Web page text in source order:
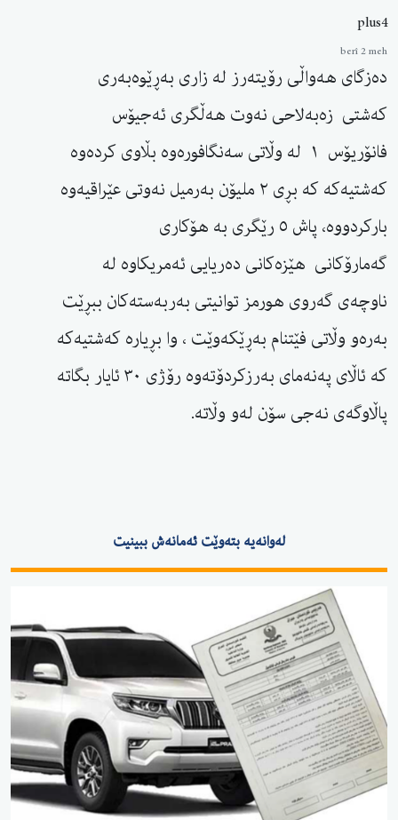
plus4
berî 2 meh
دەزگای هەواڵی رۆیتەرز لە زاری بەڕێوەبەری
کەشتی زەبەلاحی نەوت هەڵگری ئەجیۆس
فانۆریۆس ١ لە وڵاتی سەنگافورەوە بڵاوی کردەوە
کەشتیەکە کە بڕی ٢ ملیۆن بەرمیل نەوتی عێراقیەوە
بارکردووە، پاش ٥ رێگری بە هۆکاری
گەمارۆکانی هێزەکانی دەریایی ئەمریکاوە لە
ناوچەی گەروی هورمز توانیتی بەربەستەکان ببڕێت
بەرەو وڵاتی فێتنام بەڕێکەوێت ، وا بڕیارە کەشتیەکە
کە ئاڵای پەنەمای بەرزکردۆتەوە رۆژی ٣٠ ئایار بگاتە
پاڵاوگەی نەجی سۆن لەو وڵاتە.
لەوانەیە بتەوێت ئەمانەش ببینیت